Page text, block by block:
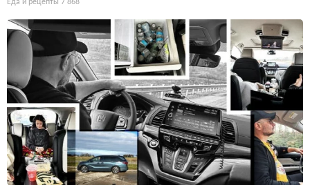
Еда и рецепты 7 868